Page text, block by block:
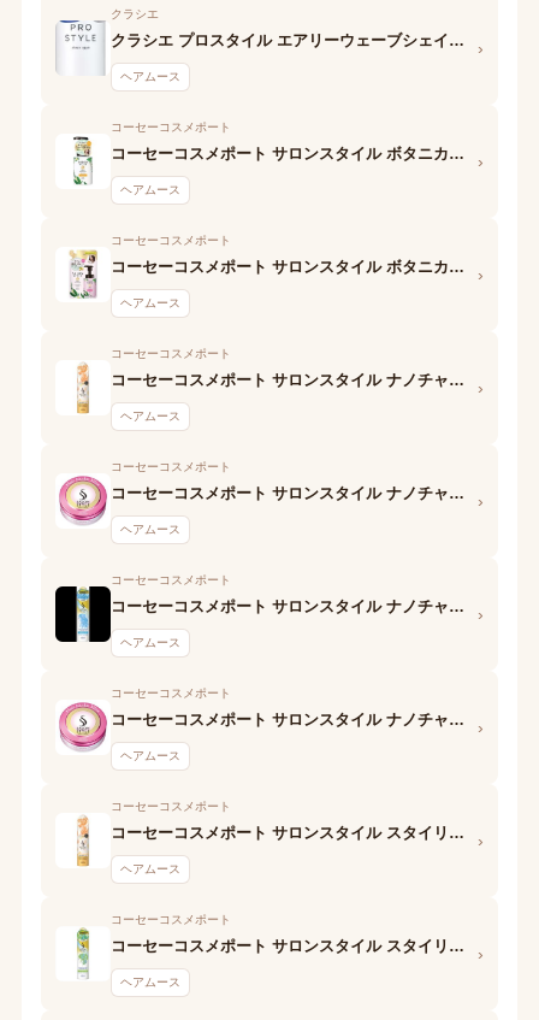
クラシエ
クラシエ プロスタイル エアリーウェーブシェイクムース
ヘアムース
›
コーセーコスメポート
コーセーコスメポート サロンスタイル ボタニカルホイップ(パーマ用)
ヘアムース
›
コーセーコスメポート
コーセーコスメポート サロンスタイル ボタニカルホイップ(ストレート用)
ヘアムース
›
コーセーコスメポート
コーセーコスメポート サロンスタイル ナノチャージ スタイリングムース(ナチュラルウェービー)
ヘアムース
›
コーセーコスメポート
コーセーコスメポート サロンスタイル ナノチャージ スタイリングムース(スーパーハード)
ヘアムース
›
コーセーコスメポート
コーセーコスメポート サロンスタイル ナノチャージ スタイリングムース(くっきりウェービー)
ヘアムース
›
コーセーコスメポート
コーセーコスメポート サロンスタイル ナノチャージ スタイリングムース(ウェットスタイル)
ヘアムース
›
コーセーコスメポート
コーセーコスメポート サロンスタイル スタイリングムース(ナチュラルウェービー)
ヘアムース
›
コーセーコスメポート
コーセーコスメポート サロンスタイル スタイリングムース(スーパーハード)
ヘアムース
›